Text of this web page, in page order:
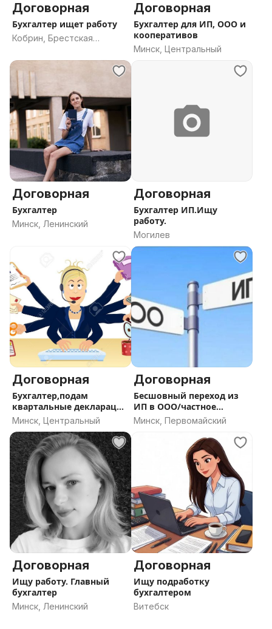
Договорная
Бухгалтер ищет работу
Кобрин, Брестская
Договорная
Бухгалтер для ИП, ООО и
кооперативов
Минск, Центральный
Договорная
Бухгалтер
Минск, Ленинский
Договорная
Бухгалтер ИП.Ищу
работу.
Могилев
Договорная
Бухгалтер,подам
квартальные декларации
и отчёты
Минск, Центральный
Договорная
Бесшовный переход из
ИП в ООО/частное
предприятие
Минск, Первомайский
Договорная
Ищу работу. Главный
бухгалтер
Минск, Ленинский
Договорная
Ищу подработку
бухгалтером
Витебск